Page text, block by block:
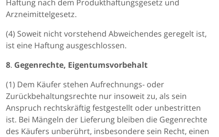
Haftung nach dem Produkthaftungsgesetz und
Arzneimittelgesetz.
(4) Soweit nicht vorstehend Abweichendes geregelt ist,
ist eine Haftung ausgeschlossen.
8. Gegenrechte, Eigentumsvorbehalt
(1) Dem Käufer stehen Aufrechnungs- oder
Zurückbehaltungsrechte nur insoweit zu, als sein
Anspruch rechtskräftig festgestellt oder unbestritten
ist. Bei Mängeln der Lieferung bleiben die Gegenrechte
des Käufers unberührt, insbesondere sein Recht, einen